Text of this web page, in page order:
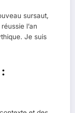
sursaut,
l’an
Je suis